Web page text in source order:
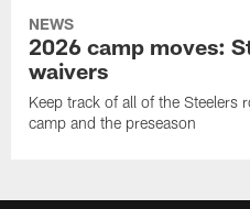
NEWS
2026 camp moves:
waivers
Keep track of all of the Steelers
camp and the preseason